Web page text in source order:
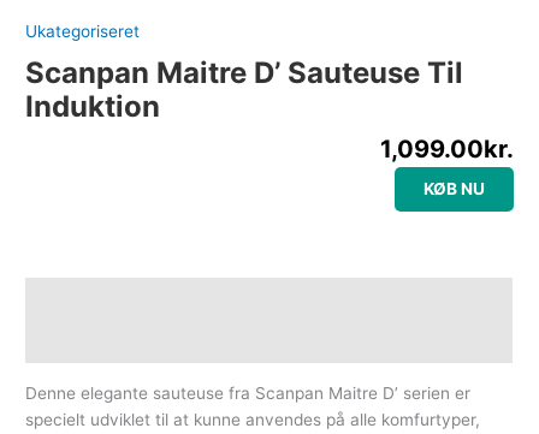
Ukategoriseret
Scanpan Maitre D’ Sauteuse Til
Induktion
1,099.00kr.
KØB NU
Denne elegante sauteuse fra Scanpan Maitre D’ serien er
specielt udviklet til at kunne anvendes på alle komfurtyper,